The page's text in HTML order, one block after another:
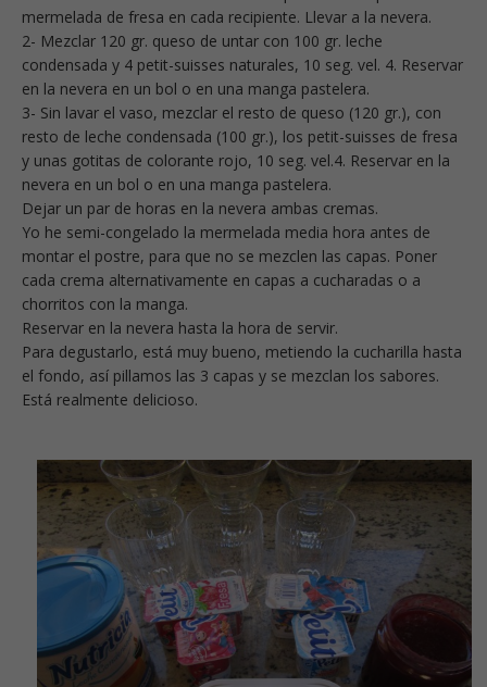
mermelada de fresa en cada recipiente. Llevar a la nevera.
2- Mezclar 120 gr. queso de untar con 100 gr. leche
condensada y 4 petit-suisses naturales, 10 seg. vel. 4. Reservar
en la nevera en un bol o en una manga pastelera.
3- Sin lavar el vaso, mezclar el resto de queso (120 gr.), con
resto de leche condensada (100 gr.), los petit-suisses de fresa
y unas gotitas de colorante rojo, 10 seg. vel.4. Reservar en la
nevera en un bol o en una manga pastelera.
Dejar un par de horas en la nevera ambas cremas.
Yo he semi-congelado la mermelada media hora antes de
montar el postre, para que no se mezclen las capas. Poner
cada crema alternativamente en capas a cucharadas o a
chorritos con la manga.
Reservar en la nevera hasta la hora de servir.
Para degustarlo, está muy bueno, metiendo la cucharilla hasta
el fondo, así pillamos las 3 capas y se mezclan los sabores.
Está realmente delicioso.